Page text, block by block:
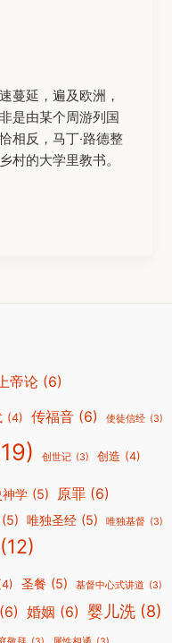
蔓延，遍及欧洲，
是由某个周游列国
相反，马丁·路德整
村的大学里教书。
上帝论 (6)
(4) 传福音 (6) 使徒信经 (3)
创世记 (3) 创造 (4)
神学 (5) 原罪 (6)
(5) 唯独圣经 (5) 唯独基督 (3)
(12)
圣餐 (5) 基督中心式讲道 (3)
(6) 婚姻 (6) 婴儿洗 (8)